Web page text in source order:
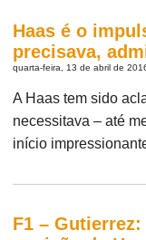
Haas é o
precisava,
quarta-feira, 13 de abril de
A Haas tem sido
necessitava – até
início
F1 –